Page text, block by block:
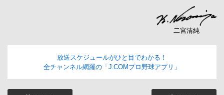
二宮清純
放送スケジュールがひと目でわかる！
全チャンネル網羅の「J:COMプロ野球アプリ」